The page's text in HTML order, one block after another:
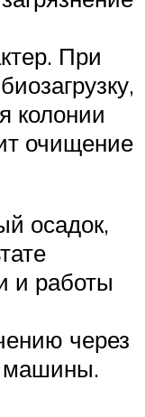
При
колонии
очищение
осадок,
и работы
через
машины.